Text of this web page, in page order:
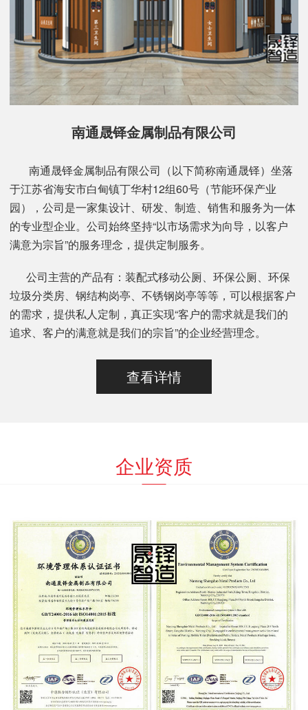
南通晟铎金属制品有限公司
南通晟铎金属制品有限公司（以下简称南通晟铎）坐落
于江苏省海安市白甸镇丁华村12组60号（节能环保产业
园），公司是一家集设计、研发、制造、销售和服务为一体
的专业型企业。公司始终坚持“以市场需求为向导，以客户
满意为宗旨”的服务理念，提供定制服务。
公司主营的产品有：装配式移动公厕、环保公厕、环保
垃圾分类房、钢结构岗亭、不锈钢岗亭等等，可以根据客户
的需求，提供私人定制，真正实现“客户的需求就是我们的
追求、客户的满意就是我们的宗旨”的企业经营理念。
查看详情
企业资质